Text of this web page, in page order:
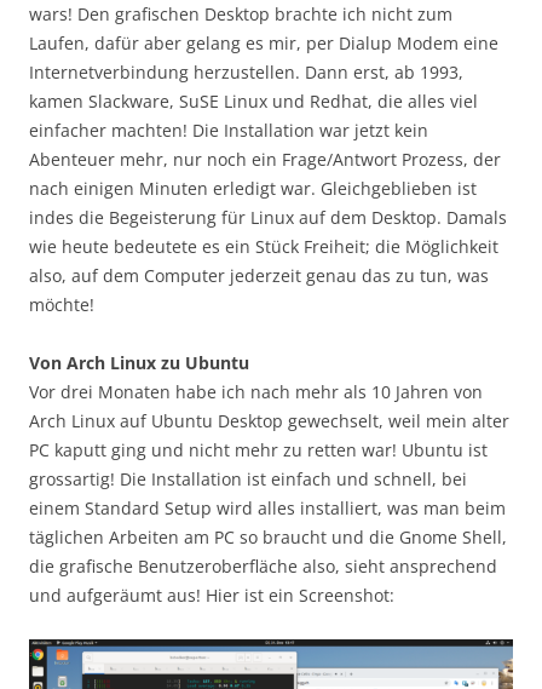
wars! Den grafischen Desktop brachte ich nicht zum
Laufen, dafür aber gelang es mir, per Dialup Modem eine
Internetverbindung herzustellen. Dann erst, ab 1993,
kamen Slackware, SuSE Linux und Redhat, die alles viel
einfacher machten! Die Installation war jetzt kein
Abenteuer mehr, nur noch ein Frage/Antwort Prozess, der
nach einigen Minuten erledigt war. Gleichgeblieben ist
indes die Begeisterung für Linux auf dem Desktop. Damals
wie heute bedeutete es ein Stück Freiheit; die Möglichkeit
also, auf dem Computer jederzeit genau das zu tun, was
möchte!
Von Arch Linux zu Ubuntu
Vor drei Monaten habe ich nach mehr als 10 Jahren von
Arch Linux auf Ubuntu Desktop gewechselt, weil mein alter
PC kaputt ging und nicht mehr zu retten war! Ubuntu ist
grossartig! Die Installation ist einfach und schnell, bei
einem Standard Setup wird alles installiert, was man beim
täglichen Arbeiten am PC so braucht und die Gnome Shell,
die grafische Benutzeroberfläche also, sieht ansprechend
und aufgeräumt aus! Hier ist ein Screenshot: